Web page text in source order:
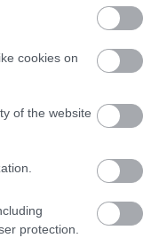
cookies on
of the website
protection.